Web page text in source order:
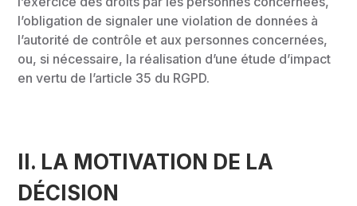
l’obligation de signaler une violation de données à
l’autorité de contrôle et aux personnes concernées,
ou, si nécessaire, la réalisation d’une étude d’impact
en vertu de l’article 35 du RGPD.
II. LA MOTIVATION DE LA
DÉCISION